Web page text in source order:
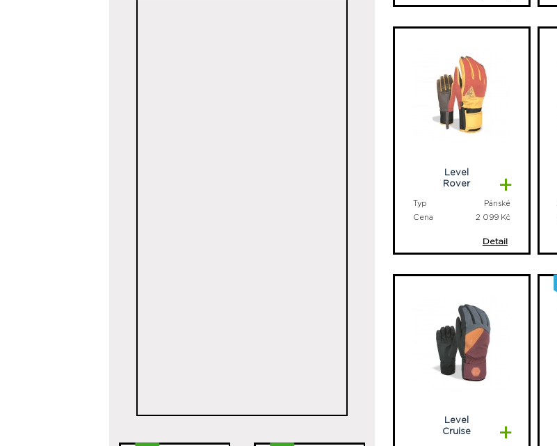
Level
Rover
Typ
Pánské
Cena
2 099 Kč
+
Detail
Level
Cruise
+